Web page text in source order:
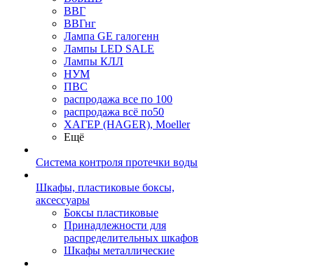
ВВГ
ВВГнг
Лампа GE галогенн
Лампы LED SALE
Лампы КЛЛ
НУМ
ПВС
распродажа все по 100
распродажа всё по50
ХАГЕР (HAGER), Moeller
Ещё
Система контроля протечки воды
Шкафы, пластиковые боксы,
аксессуары
Боксы пластиковые
Принадлежности для
распределительных шкафов
Шкафы металлические